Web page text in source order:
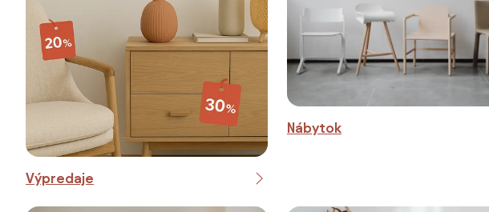
Výpredaje
Nábytok